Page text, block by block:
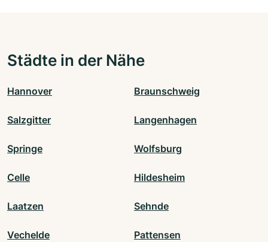
Städte in der Nähe
Hannover Braunschweig
Salzgitter Langenhagen
Springe Wolfsburg
Celle Hildesheim
Laatzen Sehnde
Vechelde Pattensen